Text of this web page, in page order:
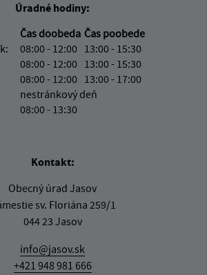
Úradné hodiny:
Čas doobeda Čas poobede
08:00 - 12:00 13:00 - 15:30
08:00 - 12:00 13:00 - 15:30
08:00 - 12:00 13:00 - 17:00
nestránkový deň
08:00 - 13:30
Kontakt:
Obecný úrad Jasov
sv. Floriána 259/1
044 23 Jasov
info@jasov.sk
+421 948 981 666